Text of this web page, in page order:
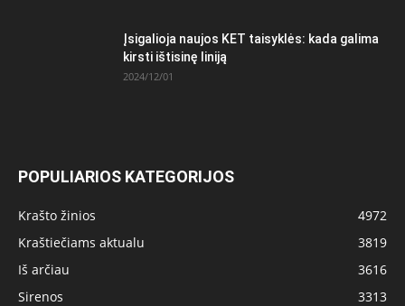
Įsigalioja naujos KET taisyklės: kada galima
kirsti ištisinę liniją
2024/12/01
POPULIARIOS KATEGORIJOS
Krašto žinios
4972
Kraštiečiams aktualu
3819
Iš arčiau
3616
Sirenos
3313